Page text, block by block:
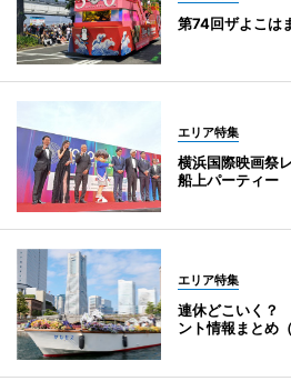
第74回ザよこ
エリア特集
横浜国際映画祭
船上パーティー
エリア特集
連休どこいく？
ント情報まとめ